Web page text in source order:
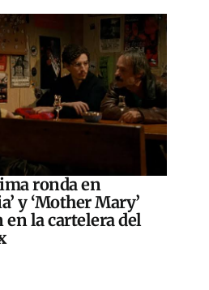
ronda en
y ‘Mother Mary’
en la cartelera del